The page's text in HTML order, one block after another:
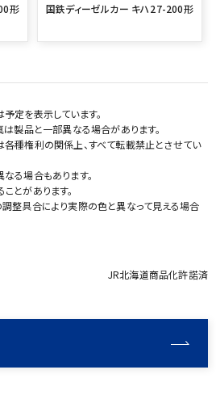
形
国鉄ディーゼルカー キハ27-200形
定を表示しています。
製品と一部異なる場合があります。
種権利の関係上、すべて転載禁止とさせてい
る場合もあります。
とがあります。
整具合により実際の色と異なって見える場合
JR北海道商品化許諾済